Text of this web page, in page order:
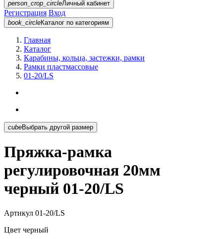
person_crop_circleЛичный кабинет
Регистрация Вход
book_circleКаталог по категориям
Главная
Каталог
Карабины, кольца, застежки, рамки
Рамки пластмассовые
01-20/LS
cubeВыбрать другой размер
Пряжка-рамка
регулировочная 20мм
черный 01-20/LS
Артикул 01-20/LS
Цвет черный